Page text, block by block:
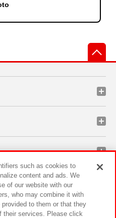
such as cookies to
content and ads. We
of our website with our
who may combine it with
to them or that they
their services. Please click